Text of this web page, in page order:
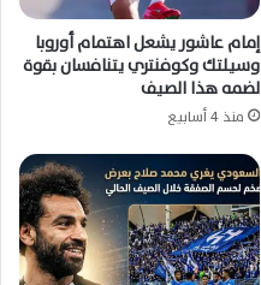
إمام عاشور يشعل اهتمام أوروبا
وسيلتك وكوفنتري يتنافسان بقوة
لضمه هذا الصيف
منذ 4 أسابيع